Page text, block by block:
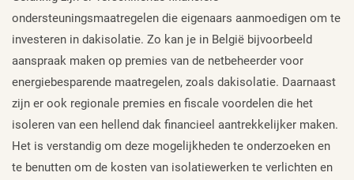
ondersteuningsmaatregelen die eigenaars aanmoedigen om te
investeren in dakisolatie. Zo kan je in België bijvoorbeeld
aanspraak maken op premies van de netbeheerder voor
energiebesparende maatregelen, zoals dakisolatie. Daarnaast
zijn er ook regionale premies en fiscale voordelen die het
isoleren van een hellend dak financieel aantrekkelijker maken.
Het is verstandig om deze mogelijkheden te onderzoeken en
te benutten om de kosten van isolatiewerken te verlichten en